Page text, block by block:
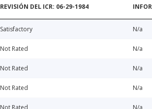
REVISIÓN DEL ICR: 06-29-1984
Satisfactory N/a
Not Rated N/a
Not Rated N/a
Not Rated N/a